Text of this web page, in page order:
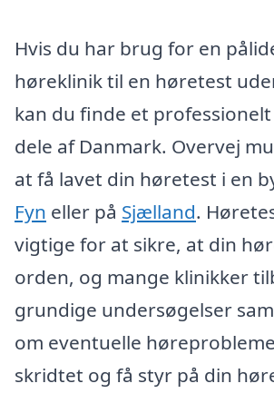
Hvis du har brug for en
høreklinik til en høretest
kan du finde et
dele af Danmark. Overvej
at få lavet din høretest i en
Fyn eller på Sjælland.
vigtige for at sikre, at din
orden, og mange klinikker
grundige undersøgelser
om eventuelle
skridtet og få styr på din